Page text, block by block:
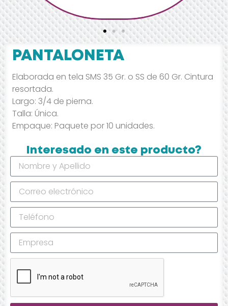
PANTALONETA
Elaborada en tela SMS 35 Gr. o SS de 60 Gr. Cintura
resortada.
Largo: 3/4 de pierna.
Talla: Única.
Empaque: Paquete por 10 unidades.
Interesado en este producto?